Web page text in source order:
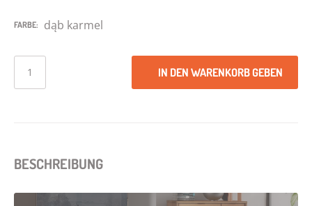
FARBE: dąb karmel
IN DEN WARENKORB GEBEN
BESCHREIBUNG